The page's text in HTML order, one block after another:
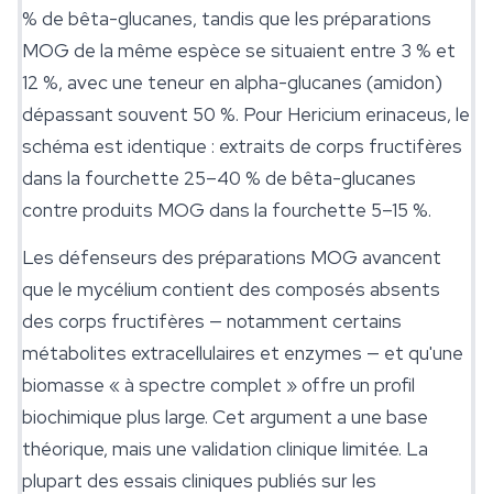
% de bêta-glucanes, tandis que les préparations
MOG de la même espèce se situaient entre 3 % et
12 %, avec une teneur en alpha-glucanes (amidon)
dépassant souvent 50 %. Pour Hericium erinaceus, le
schéma est identique : extraits de corps fructifères
dans la fourchette 25–40 % de bêta-glucanes
contre produits MOG dans la fourchette 5–15 %.
Les défenseurs des préparations MOG avancent
que le mycélium contient des composés absents
des corps fructifères — notamment certains
métabolites extracellulaires et enzymes — et qu'une
biomasse « à spectre complet » offre un profil
biochimique plus large. Cet argument a une base
théorique, mais une validation clinique limitée. La
plupart des essais cliniques publiés sur les